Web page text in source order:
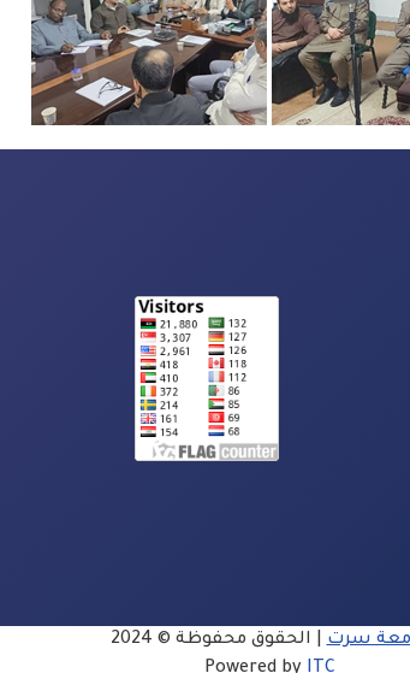
سرت| الحقوق محفوظة © 2024